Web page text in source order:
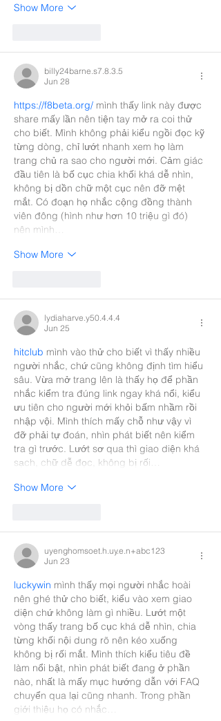
Show More
billy24barne.s7.8.3.5
Jun 28
https://f8beta.org/ mình thấy link này được
share mấy lần nên tiện tay mở ra coi thử
cho biết. Mình không phải kiểu ngồi đọc kỹ
từng dòng, chỉ lướt nhanh xem họ làm
trang chủ ra sao cho người mới. Cảm giác
đầu tiên là bố cục chia khối khá dễ nhìn,
không bị dồn chữ một cục nên đỡ mệt
mắt. Có đoạn họ nhắc cộng đồng thành
viên đông (hình như hơn 10 triệu gì đó)
nên mình…
Show More
lydiaharve.y50.4.4.4
Jun 25
hitclub mình vào thử cho biết vì thấy nhiều
người nhắc, chứ cũng không định tìm hiểu
sâu. Vừa mở trang lên là thấy họ để phần
nhắc kiểm tra đúng link ngay khá nổi, kiểu
ưu tiên cho người mới khỏi bấm nhầm rồi
nhập vội. Mình thích mấy chỗ như vậy vì
đỡ phải tự đoán, nhìn phát biết nên kiểm
tra gì trước. Lướt sơ qua thì giao diện khá
sạch, chữ dễ đọc, không bị rối…
Show More
uyenghomsoet.h.uy.e.n+abc123
Jun 23
luckywin mình thấy mọi người nhắc hoài
nên ghé thử cho biết, kiểu vào xem giao
diện chứ không làm gì nhiều. Lướt một
vòng thấy trang bố cục khá dễ nhìn, chia
từng khối nội dung rõ nên kéo xuống
không bị rối mắt. Mình thích kiểu tiêu đề
làm nổi bật, nhìn phát biết đang ở phần
nào, nhất là mấy mục hướng dẫn với FAQ
chuyển qua lại cũng nhanh. Trong phần
giới thiệu họ có nhắc…